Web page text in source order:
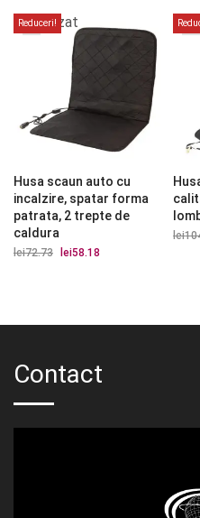
Reduceri!
epuizat
Husa scaun auto cu
incalzire, spatar forma
patrata, 2 trepte de
caldura
lei72.73
Prețul
lei58.18
lei
Contact